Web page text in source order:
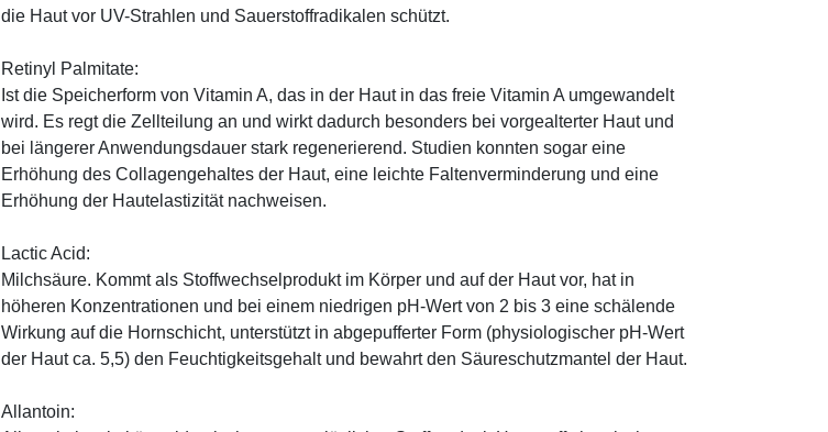
die Haut vor UV-Strahlen und Sauerstoffradikalen schützt.
Retinyl Palmitate:
Ist die Speicherform von Vitamin A, das in der Haut in das freie Vitamin A umgewandelt
wird. Es regt die Zellteilung an und wirkt dadurch besonders bei vorgealterter Haut und
bei längerer Anwendungsdauer stark regenerierend. Studien konnten sogar eine
Erhöhung des Collagengehaltes der Haut, eine leichte Faltenverminderung und eine
Erhöhung der Hautelastizität nachweisen.
Lactic Acid:
Milchsäure. Kommt als Stoffwechselprodukt im Körper und auf der Haut vor, hat in
höheren Konzentrationen und bei einem niedrigen pH-Wert von 2 bis 3 eine schälende
Wirkung auf die Hornschicht, unterstützt in abgepufferter Form (physiologischer pH-Wert
der Haut ca. 5,5) den Feuchtigkeitsgehalt und bewahrt den Säureschutzmantel der Haut.
Allantoin: